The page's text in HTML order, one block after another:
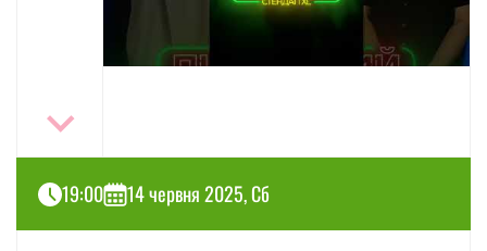
19:00 14 червня 2025, Сб